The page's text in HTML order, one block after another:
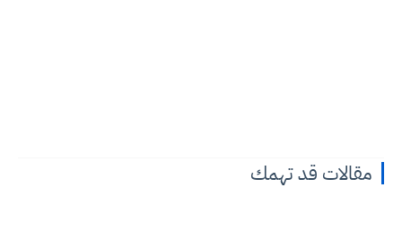
مقالات قد تهمك